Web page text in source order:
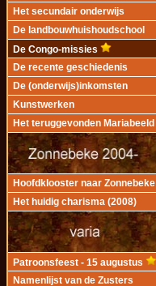
Het secundair onderwijs
De landbouwhuishoudschool
De Congo-missies
De recente geschiedenis
De (onderwijs)inkomsten
Kunstwerken
Het teruggevonden Mariabeeld
Hoofdklooster naar Zonnebeke
Het huidig charisma (2008)
Patroonsfeest - 15 augustus
Namenlijst van de Zusters